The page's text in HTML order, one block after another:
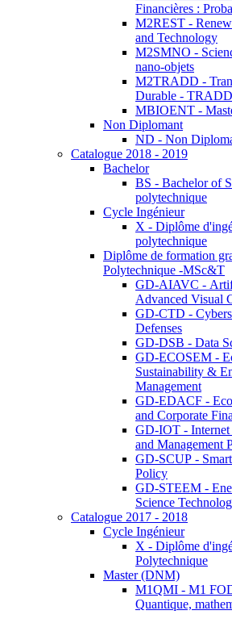
Financières :
M2REST -
and Technology
M2SMNO -
nano-objets
M2TRADD -
Durable - TRADD
MBIOENT -
Non Diplomant
ND - Non
Catalogue 2018 - 2019
Bachelor
BS - Bachelor of
polytechnique
Cycle Ingénieur
X - Diplôme
polytechnique
Diplôme de formation
Polytechnique -MSc&T
GD-AIAVC -
Advanced Visual
GD-CTD -
Defenses
GD-DSB - Data
GD-ECOSEM -
Sustainability &
Management
GD-EDACF -
and Corporate
GD-IOT -
and Management
GD-SCUP -
Policy
GD-STEEM -
Science
Catalogue 2017 - 2018
Cycle Ingénieur
X - Diplôme
Polytechnique
Master (DNM)
M1QMI - M1
Quantique,